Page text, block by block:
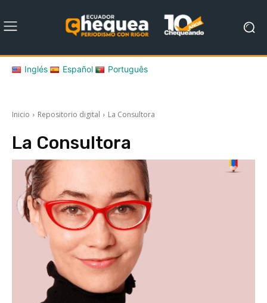
Inglés Español Português
Inicio Repositorio digital La Consultora
La Consultora